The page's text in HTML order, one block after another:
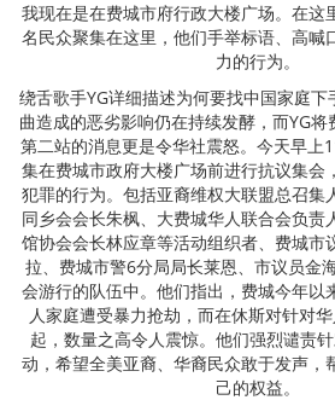
我现在是在费城市府行政大楼广场。在这
名民众聚集在这里，他们手举标语、高喊
力的行为。
绕舌歌手YG详细描述为何要找中国家庭
曲造成的恶劣影响仍在持续发酵，而YG
第二站的消息更是令华社震怒。今天早上
集在费城市政府大楼广场前进行抗议集会
犯罪的行为。包括亚裔维权大联盟总召集
同乡会会长朱枫、大费城华人联合会负责
馆协会会长林应章等活动组织者、费城市
拉、费城市警6分局局长莱恩、市议员金
会游行的队伍中。他们指出，费城今年以
人家庭遭受暴力抢劫，而在休斯对针对
起，数量之高令人震惊。他们强烈谴责
动，希望全美亚裔、华裔民众敢于发声，
己的权益。